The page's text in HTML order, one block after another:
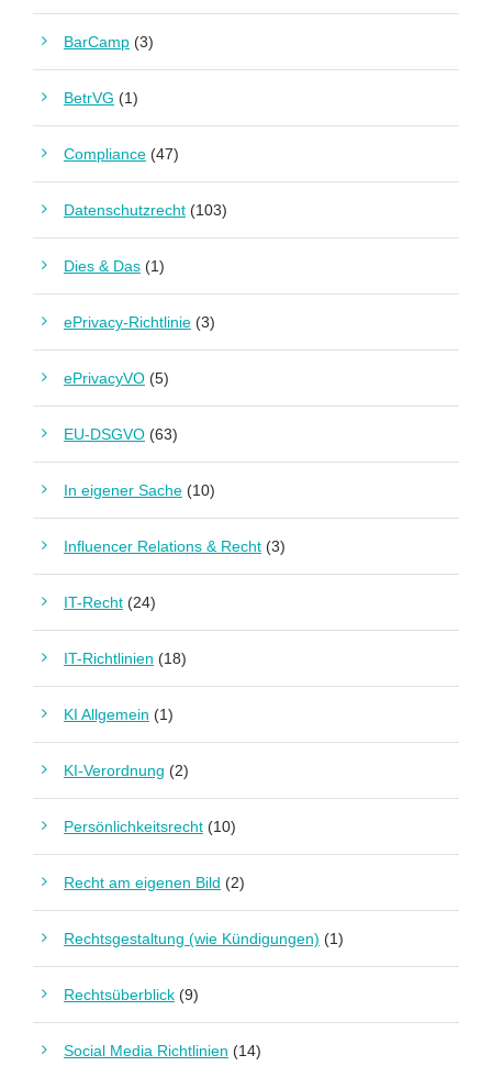
BarCamp (3)
BetrVG (1)
Compliance (47)
Datenschutzrecht (103)
Dies & Das (1)
ePrivacy-Richtlinie (3)
ePrivacyVO (5)
EU-DSGVO (63)
In eigener Sache (10)
Influencer Relations & Recht (3)
IT-Recht (24)
IT-Richtlinien (18)
KI Allgemein (1)
KI-Verordnung (2)
Persönlichkeitsrecht (10)
Recht am eigenen Bild (2)
Rechtsgestaltung (wie Kündigungen) (1)
Rechtsüberblick (9)
Social Media Richtlinien (14)